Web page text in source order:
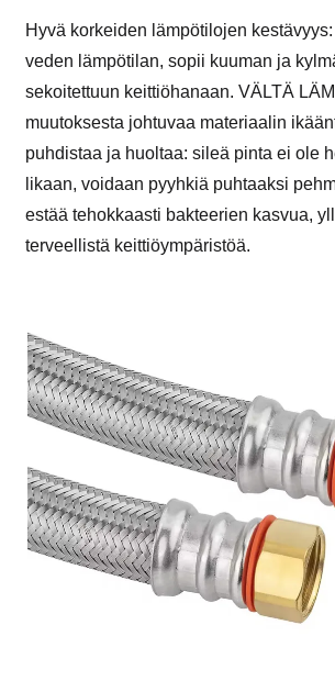
Hyvä korkeiden lämpötilojen
veden lämpötilan, sopii kuuman ja
sekoitettuun keittiöhanaan. VÄLTÄ
muutoksesta johtuvaa materiaalin
puhdistaa ja huoltaa: sileä pinta ei ole
likaan, voidaan pyyhkiä puhtaaksi
estää tehokkaasti bakteerien kasvua,
terveellistä keittiöympäristöä.